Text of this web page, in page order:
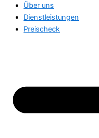
Über uns
Dienstleistungen
Preischeck